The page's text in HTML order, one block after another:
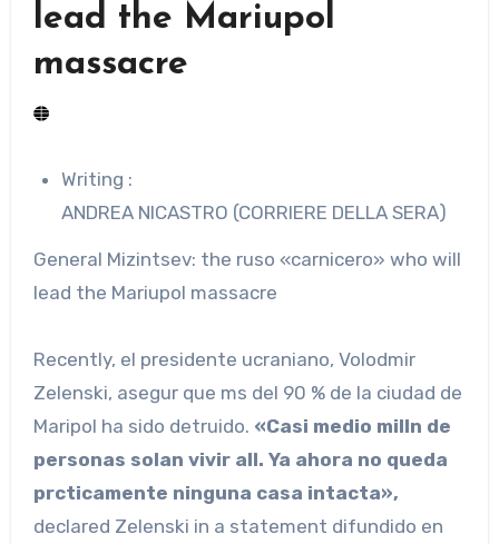
lead the Mariupol
massacre
Writing :
ANDREA NICASTRO (CORRIERE DELLA SERA)
General Mizintsev: the ruso «carnicero» who will
lead the Mariupol massacre
Recently, el presidente ucraniano, Volodmir
Zelenski, asegur que ms del 90 % de la ciudad de
Maripol ha sido detruido. «Casi medio milln de
personas solan vivir all. Ya ahora no queda
prcticamente ninguna casa intacta»,
declared Zelenski in a statement difundido en